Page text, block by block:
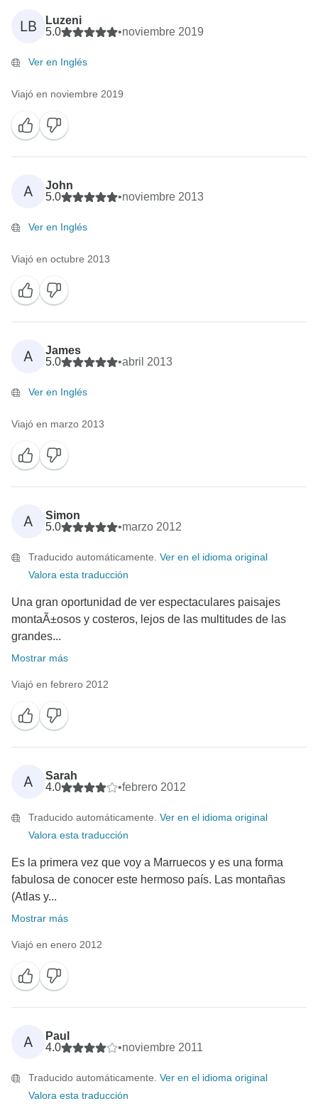
LB
Luzeni
5.0
•noviembre 2019
Ver en Inglés
Viajó en noviembre 2019
A
John
5.0
•noviembre 2013
Ver en Inglés
Viajó en octubre 2013
A
James
5.0
•abril 2013
Ver en Inglés
Viajó en marzo 2013
A
Simon
5.0
•marzo 2012
Traducido automáticamente. Ver en el idioma original
Valora esta traducción
Una gran oportunidad de ver espectaculares paisajes
montaÃ±osos y costeros, lejos de las multitudes de las
grandes...
Mostrar más
Viajó en febrero 2012
A
Sarah
4.0
•febrero 2012
Traducido automáticamente. Ver en el idioma original
Valora esta traducción
Es la primera vez que voy a Marruecos y es una forma
fabulosa de conocer este hermoso país. Las montañas
(Atlas y...
Mostrar más
Viajó en enero 2012
A
Paul
4.0
•noviembre 2011
Traducido automáticamente. Ver en el idioma original
Valora esta traducción